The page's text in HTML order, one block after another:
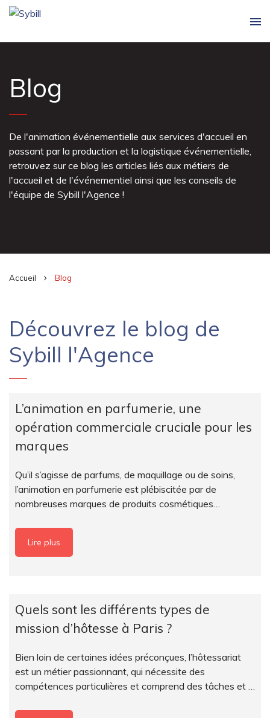
Blog
De l'animation événementielle aux services d'accueil en
passant par la production et la logistique événementielle,
retrouvez sur ce blog les articles liés aux métiers de
l'accueil et de l'événementiel ainsi que les conseils de
l'équipe de Sybill l'Agence !
Accueil Blog
Découvrez le blog de
Sybill l'Agence
L’animation en parfumerie, une
opération commerciale cruciale pour les
marques
Qu’il s’agisse de parfums, de maquillage ou de soins,
l’animation en parfumerie est plébiscitée par de
nombreuses marques de produits cosmétiques…
Lire plus
Quels sont les différents types de
mission d’hôtesse à Paris ?
Bien loin de certaines idées préconçues, l’hôtessariat
est un métier passionnant, qui nécessite des
compétences particulières et comprend des tâches et …